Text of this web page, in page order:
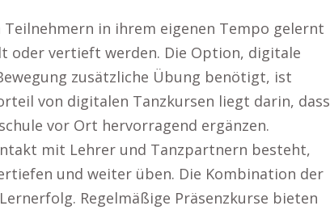
Teilnehmern in ihrem eigenen Tempo gelernt
oder vertieft werden. Die Option, digitale
zusätzliche Übung benötigt, ist
von digitalen Tanzkursen liegt darin, dass
vor Ort hervorragend ergänzen.
mit Lehrer und Tanzpartnern besteht,
und weiter üben. Die Kombination der
Regelmäßige Präsenzkurse bieten